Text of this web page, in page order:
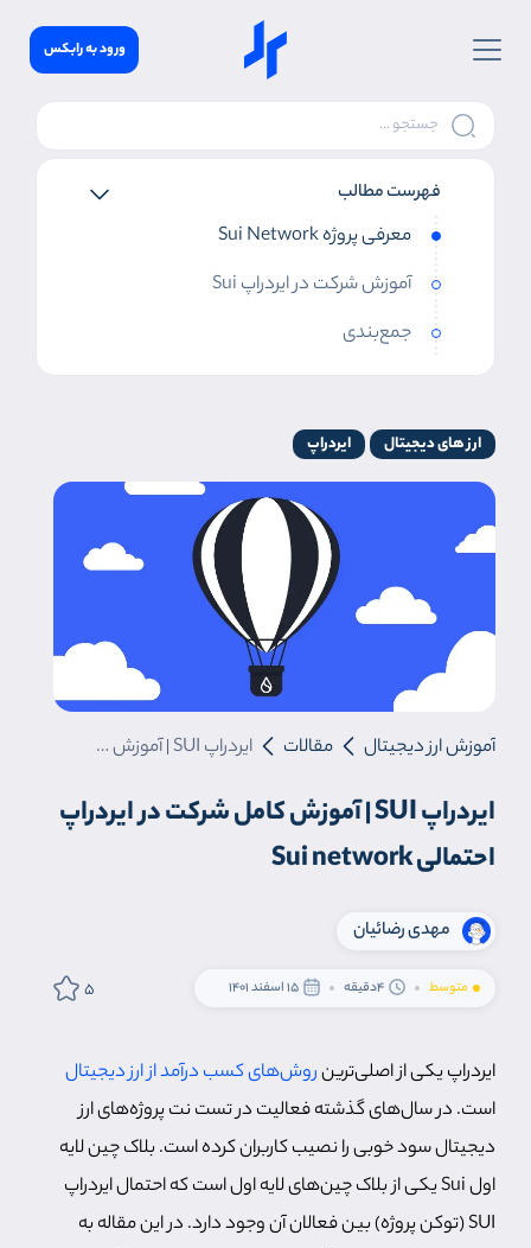
ورود به رابکس
فهرست مطالب
معرفی پروژه Sui Network
آموزش شرکت در ایردراپ Sui
جمع‌بندی
ارز های دیجیتال ایردراپ
آموزش ارز دیجیتال مقالات ایردراپ SUI | آموزش کامل شرکت در ایردراپ احتمالی Sui network
ایردراپ SUI | آموزش کامل شرکت در ایردراپ
احتمالی Sui network
مهدی رضائیان
متوسط 4دقیقه 15 اسفند 1401 5
ایردراپ یکی از اصلی‌ترینروش‌های کسب درآمد از ارز دیجیتال
است. در سال‌های گذشته فعالیت در تست نت پروژه‌های ارز
دیجیتال سود خوبی را نصیب کاربران کرده است. بلاک چین لایه
اول Sui یکی از بلاک چین‌های لایه اول است که احتمال ایردراپ
SUI (توکن پروژه) بین فعالان آن وجود دارد. در این مقاله به